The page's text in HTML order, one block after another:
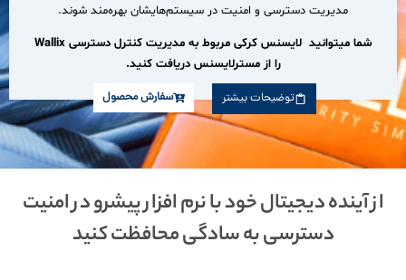
مدیریت دسترسی و امنیت در سیستم‌هایشان بهره‌مند شوند.
شما میتوانید لایسنس کرکی مربوط به مدیریت کنترل دسترسی Wallix
را از مسترلایسنس دریافت کنید.
توضیحات بیشتر سفارش محصول
از آینده دیجیتال خود با نرم افزار پیشرو در امنیت
دسترسی به سادگی محافظت کنید